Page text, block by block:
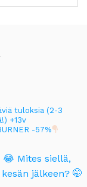
tuloksia (2-3
+13v
-57%